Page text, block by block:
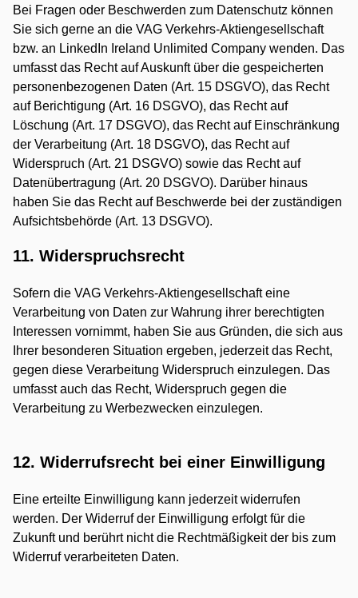
Bei Fragen oder Beschwerden zum Datenschutz können
Sie sich gerne an die VAG Verkehrs-Aktiengesellschaft
bzw. an LinkedIn Ireland Unlimited Company wenden. Das
umfasst das Recht auf Auskunft über die gespeicherten
personenbezogenen Daten (Art. 15 DSGVO), das Recht
auf Berichtigung (Art. 16 DSGVO), das Recht auf
Löschung (Art. 17 DSGVO), das Recht auf Einschränkung
der Verarbeitung (Art. 18 DSGVO), das Recht auf
Widerspruch (Art. 21 DSGVO) sowie das Recht auf
Datenübertragung (Art. 20 DSGVO). Darüber hinaus
haben Sie das Recht auf Beschwerde bei der zuständigen
Aufsichtsbehörde (Art. 13 DSGVO).
11. Widerspruchsrecht
Sofern die VAG Verkehrs-Aktiengesellschaft eine
Verarbeitung von Daten zur Wahrung ihrer berechtigten
Interessen vornimmt, haben Sie aus Gründen, die sich aus
Ihrer besonderen Situation ergeben, jederzeit das Recht,
gegen diese Verarbeitung Widerspruch einzulegen. Das
umfasst auch das Recht, Widerspruch gegen die
Verarbeitung zu Werbezwecken einzulegen.
12. Widerrufsrecht bei einer Einwilligung
Eine erteilte Einwilligung kann jederzeit widerrufen
werden. Der Widerruf der Einwilligung erfolgt für die
Zukunft und berührt nicht die Rechtmäßigkeit der bis zum
Widerruf verarbeiteten Daten.